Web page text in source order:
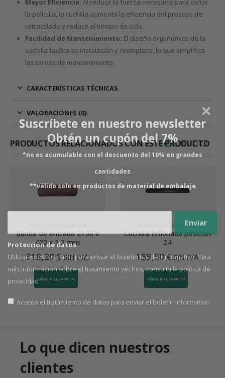
Suscríbete en nuestro newsletter
Obtén un cupón del 7%
*no es acumulable con el descuento del 10% en grandes
cantidades
**válido solo en productos de material de embalaje
Protección de datos
Utilizaremos tus datos para enviar el boletín tus derinformativo. Para
más información sobre el tratamiento yechos, consulta lapolítica de
privacidad
Acepto el tratamiento de datos para enviar el boletín informativo
Mayor Eficiencia: Al reducir la fuerza necesaria para cortar
la película, la cuchilla aumenta la eficiencia del proceso de
retractilado y reduce el tiempo de ciclo.
Facilidad de Mantenimiento: El diseño ergonómico de la
cuchilla facilita su instalación y reemplazo, lo que simplifica
las tareas de mantenimiento.
CARACTERÍSTICAS TÉCNICAS
VALORACIONES (0)
PRODUCTOS RELACIONADOS CON ESTE PRODUCTO
Banda de entrada 2130 x
422 x 1,2 mm
318,20€ SIN IVA
AÑADIR AL CARRITO
RETRACTILADORA SPK 3554
Cuchilla teflonada posición
24
159,60€ SIN IVA
AÑADIR AL CARRITO
Lo que dicen nuestros
clientes